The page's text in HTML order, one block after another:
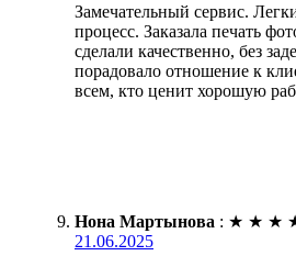
Замечательный сервис.
процесс. Заказала печать
сделали качественно, без
порадовало отношение к
всем, кто ценит хорошую
Нона Мартынова : ★ ★ ★
21.06.2025